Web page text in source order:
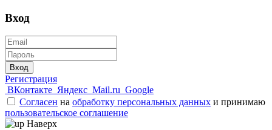
Вход
Вход
Регистрация
ВКонтакте Яндекс Mail.ru Google
Согласен на обработку персональных данных и принимаю
пользовательское соглашение
Наверх